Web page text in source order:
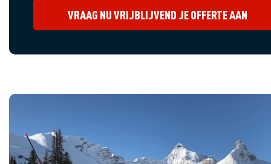
VRAAG NU VRIJBLIJVEND JE OFFERTE AAN